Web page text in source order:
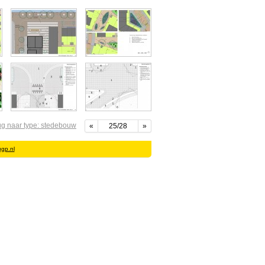
naar type: stedebouw « 25/28 »